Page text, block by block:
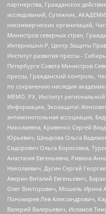
партнерства, Гражданское
исследований, Сутяжник,
некоммерческих организаций,
Министров северных стран,
Интернешнл-Р, Центр Защиты
Институт развития прессы -
Петербурге Совета Министров
прессы, Гражданский контроль,
по сохранению наследия
МЕМО. РУ, Институт региональной
Информации, Экозащита!-
антимонопольная ассоциация,
Николаевна, Кривенко Сергей
Юрьевич, Шнырова Ольга
Сидорович Ольга Борисовна,
Анастасия Евгеньевна, Ривина
Николаевич, Дугин Сергей
Аверин Виталий Евгеньевич,
Олег Викторович, Мошель Ирина
Пономарев Лев Александрович,
Валерий Валерьевич, Исламов